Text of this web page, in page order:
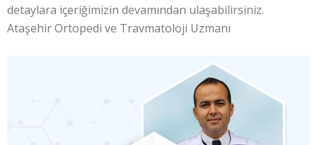
detaylara içeriğimizin devamından ulaşabilirsiniz.
Ataşehir Ortopedi ve Travmatoloji Uzmanı